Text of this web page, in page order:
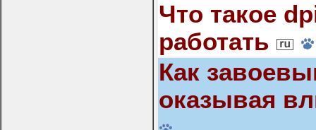
Что такое
работать
Как
оказывая